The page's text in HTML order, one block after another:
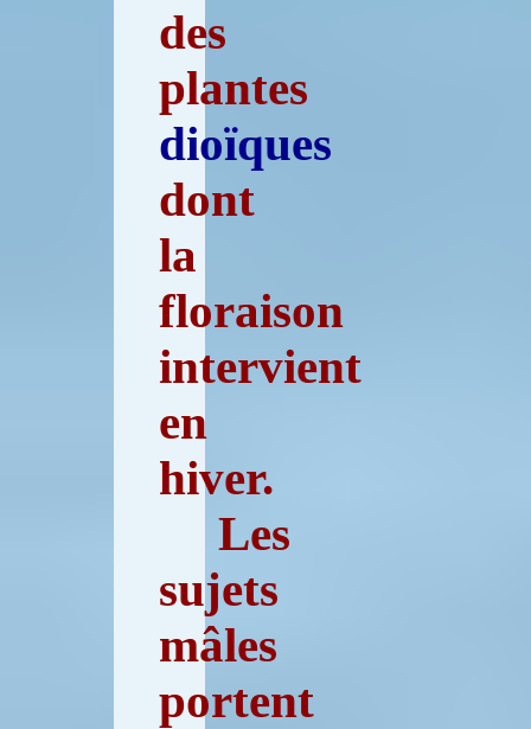
des
plantes
dioïques
dont
la
floraison
intervient
en
hiver.
Les
sujets
mâles
portent